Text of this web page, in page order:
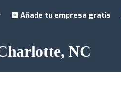
Añade tu empresa gratis
NC